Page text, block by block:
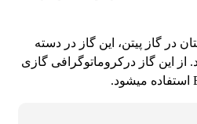
به درصد بالای 5% متان در گاز پیتن، این گاز در دسته
از این گاز درکروماتوگرافی گازی